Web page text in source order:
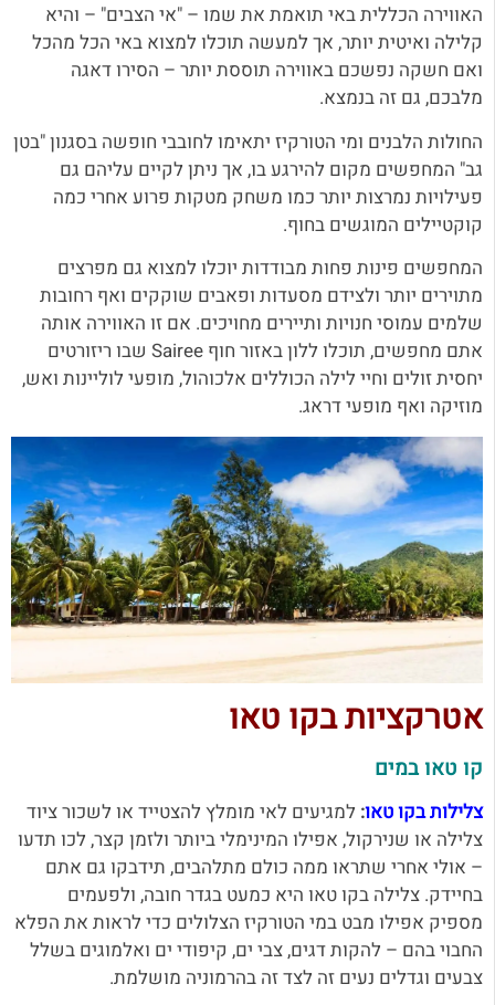
האווירה הכללית באי תואמת את שמו – "אי הצבים" – והיא
קלילה ואיטית יותר, אך למעשה תוכלו למצוא באי הכל מהכל
ואם חשקה נפשכם באווירה תוססת יותר – הסירו דאגה
מלבכם, גם זה בנמצא.
החולות הלבנים ומי הטורקיז יתאימו לחובבי חופשה בסגנון "בטן
גב" המחפשים מקום להירגע בו, אך ניתן לקיים עליהם גם
פעילויות נמרצות יותר כמו משחק מטקות פרוע אחרי כמה
קוקטיילים המוגשים בחוף.
המחפשים פינות פחות מבודדות יוכלו למצוא גם מפרצים
מתוירים יותר ולצידם מסעדות ופאבים שוקקים ואף רחובות
שלמים עמוסי חנויות ותיירים מחויכים. אם זו האווירה אותה
אתם מחפשים, תוכלו ללון באזור חוף Sairee שבו ריזורטים
יחסית זולים וחיי לילה הכוללים אלכוהול, מופעי לוליינות ואש,
מוזיקה ואף מופעי דראג.
אטרקציות בקו טאו
קו טאו במים
צלילות בקו טאו: למגיעים לאי מומלץ להצטייד או לשכור ציוד
צלילה או שנירקול, אפילו המינימלי ביותר ולזמן קצר, לכו תדעו
– אולי אחרי שתראו ממה כולם מתלהבים, תידבקו גם אתם
בחיידק. צלילה בקו טאו היא כמעט בגדר חובה, ולפעמים
מספיק אפילו מבט במי הטורקיז הצלולים כדי לראות את הפלא
החבוי בהם – להקות דגים, צבי ים, קיפודי ים ואלמוגים בשלל
צבעים וגדלים נעים זה לצד זה בהרמוניה מושלמת.